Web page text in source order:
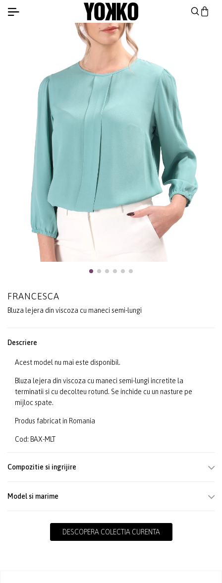
FRANCESCA
Bluza lejera din viscoza cu maneci semi-lungi
Descriere
Acest model nu mai este disponibil.
Bluza lejera din viscoza cu maneci semi-lungi incretite la
terminatii si cu decolteu rotund. Se inchide cu un nasture pe
mijloc spate.
Produs fabricat in Romania
Cod: BAX-MLT
Compozitie si ingrijire
Model si marime
DESCOPERA COLECTIA CURENTA